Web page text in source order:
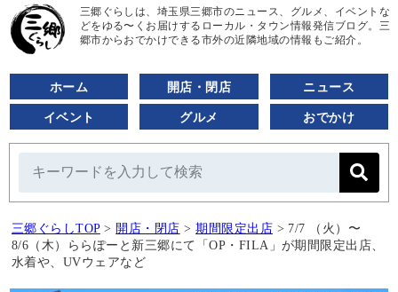
三郷ぐらしは、埼玉県三郷市のニュース、グルメ、イベントな
どをゆる〜くお届けするローカル・タウン情報発信ブログ。三
郷市からおでかけできる市外の近隣地域の情報もご紹介。
ホーム 開店・閉店 ニュース
イベント グルメ おでかけ
三郷ぐらしTOP > 開店・閉店 > 期間限定出店 > 7/7 （火）〜
8/6（木）ららぽーと新三郷にて「OP・FILA」が期間限定出店、
水着や、UVウェアなど